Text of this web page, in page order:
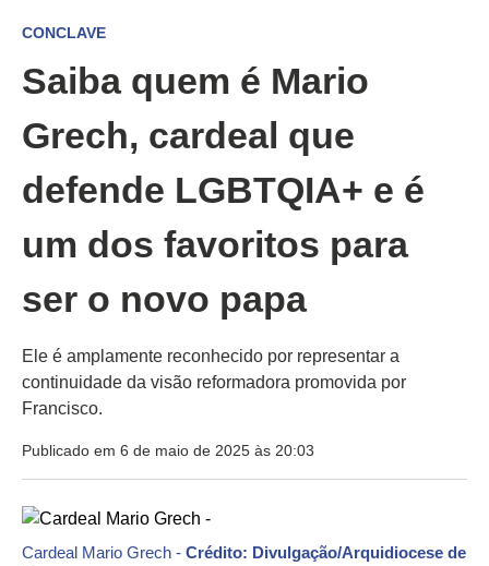
CONCLAVE
Saiba quem é Mario
Grech, cardeal que
defende LGBTQIA+ e é
um dos favoritos para
ser o novo papa
Ele é amplamente reconhecido por representar a
continuidade da visão reformadora promovida por
Francisco.
Publicado em 6 de maio de 2025 às 20:03
Cardeal Mario Grech - Crédito: Divulgação/Arquidiocese de